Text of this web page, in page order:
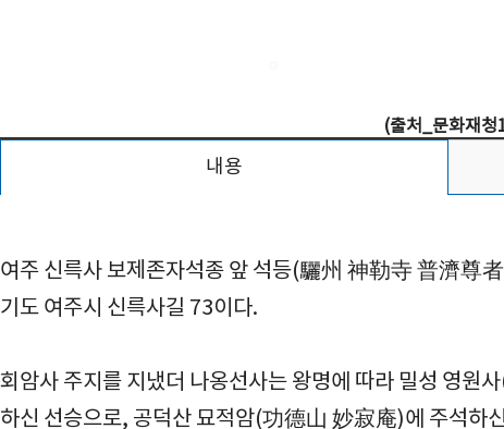
(출처_문화재청
내용
여주 신륵사 보제존자석종 앞 석등(驪州 神勒寺 普濟尊
기도 여주시 신륵사길 73이다.
회암사 주지를 지냈더 나옹선사는 왕명에 따라 밀성 영원
하신 선승으로, 공덕산 묘적암(功德山 妙寂庵)에 주석하